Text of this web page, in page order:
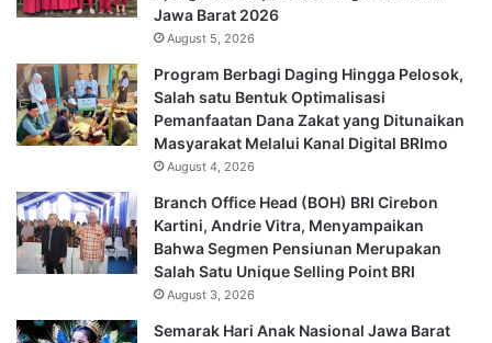
Jawa Barat 2026
August 5, 2026
Program Berbagi Daging Hingga Pelosok,
Salah satu Bentuk Optimalisasi
Pemanfaatan Dana Zakat yang Ditunaikan
Masyarakat Melalui Kanal Digital BRImo
August 4, 2026
Branch Office Head (BOH) BRI Cirebon
Kartini, Andrie Vitra, Menyampaikan
Bahwa Segmen Pensiunan Merupakan
Salah Satu Unique Selling Point BRI
August 3, 2026
Semarak Hari Anak Nasional Jawa Barat